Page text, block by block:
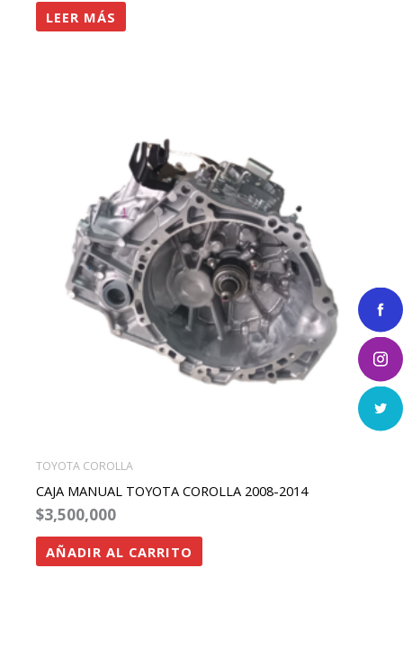
LEER MÁS
TOYOTA COROLLA
CAJA MANUAL TOYOTA COROLLA 2008-2014
$3,500,000
AÑADIR AL CARRITO